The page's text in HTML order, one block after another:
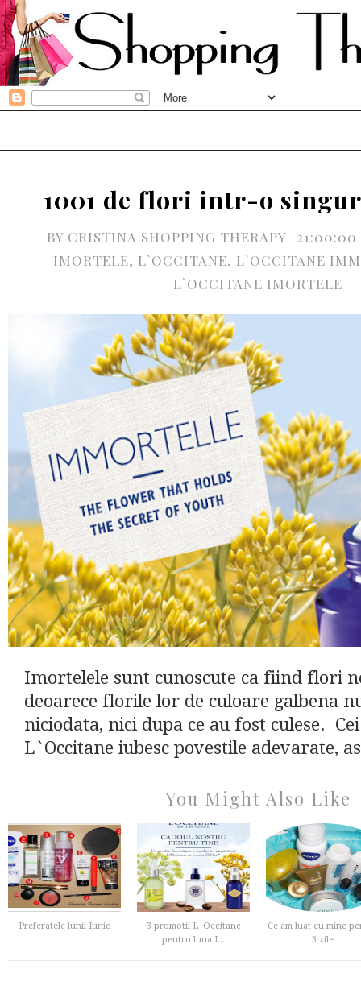
1001 de flori intr-o
BY CRISTINA SHOPPING THERAPY
21:00:00
IMORTELE, L`OCCITANE, L`OCCITANE
L`OCCITANE IMORTELE
Imortelele sunt cunoscute ca fiind flori
deoarece florile lor de culoare galbena
niciodata, nici dupa ce au fost culese.
L`Occitane iubesc povestile adevarate,
You Might Also Like
Preferatele lunii Iunie
3 promotii L`Occitane
pentru luna I...
Ce am luat cu mine
3 zile